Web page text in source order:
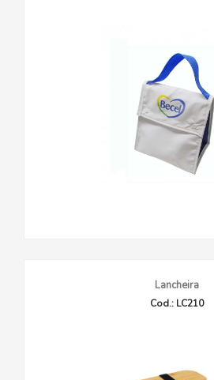
Lancheira
Cod.: LC210